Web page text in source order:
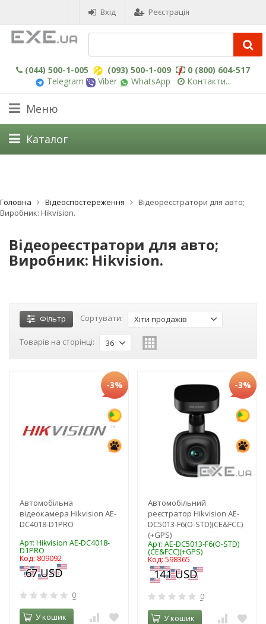
Вхід Реєстрація
(044) 500-1-005 (093) 500-1-009
0 (800) 604-517
Telegram
Viber WhatsApp Контакти...
Меню
Каталог
Головна Відеоспостереження
Відеореєстратори для авто;
Виробник: Hikvision.
Відеореєстратори для авто;
Виробник: Hikvision.
Фільтр Сортувати: Хіти продажів
Товарів на сторінці: 36
-3%
Автомобільна
відеокамера Hikvision AE-
DC4018-D1PRO
Арт: Hikvision AE-DC4018-
D1PRO
Код: 809092
0
У кошик
-3%
Автомобільний
реєстратор Hikvision AE-
DC5013-F6(O-STD)(CE&FCC)
(+GPS)
Арт: AE-DC5013-F6(O-STD)
(CE&FCC)(+GPS)
Код: 598365
0
У кошик